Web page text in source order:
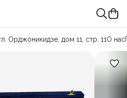
Орджоникидзе, дом 11, стр. 11О нас